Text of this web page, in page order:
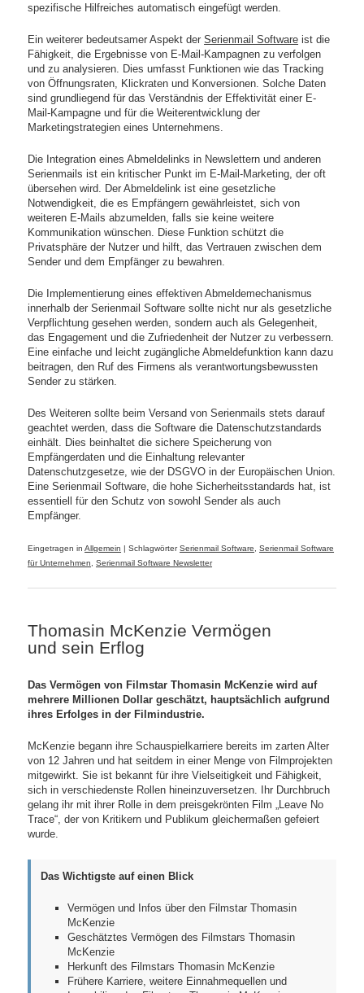
spezifische Hilfreiches automatisch eingefügt werden.
Ein weiterer bedeutsamer Aspekt derSerienmail Software ist die
Fähigkeit, die Ergebnisse von E-Mail-Kampagnen zu verfolgen
und zu analysieren. Dies umfasst Funktionen wie das Tracking
von Öffnungsraten, Klickraten und Konversionen. Solche Daten
sind grundliegend für das Verständnis der Effektivität einer E-
Mail-Kampagne und für die Weiterentwicklung der
Marketingstrategien eines Unternehmens.
Die Integration eines Abmeldelinks in Newslettern und anderen
Serienmails ist ein kritischer Punkt im E-Mail-Marketing, der oft
übersehen wird. Der Abmeldelink ist eine gesetzliche
Notwendigkeit, die es Empfängern gewährleistet, sich von
weiteren E-Mails abzumelden, falls sie keine weitere
Kommunikation wünschen. Diese Funktion schützt die
Privatsphäre der Nutzer und hilft, das Vertrauen zwischen dem
Sender und dem Empfänger zu bewahren.
Die Implementierung eines effektiven Abmeldemechanismus
innerhalb der Serienmail Software sollte nicht nur als gesetzliche
Verpflichtung gesehen werden, sondern auch als Gelegenheit,
das Engagement und die Zufriedenheit der Nutzer zu verbessern.
Eine einfache und leicht zugängliche Abmeldefunktion kann dazu
beitragen, den Ruf des Firmens als verantwortungsbewussten
Sender zu stärken.
Des Weiteren sollte beim Versand von Serienmails stets darauf
geachtet werden, dass die Software die Datenschutzstandards
einhält. Dies beinhaltet die sichere Speicherung von
Empfängerdaten und die Einhaltung relevanter
Datenschutzgesetze, wie der DSGVO in der Europäischen Union.
Eine Serienmail Software, die hohe Sicherheitsstandards hat, ist
essentiell für den Schutz von sowohl Sender als auch
Empfänger.
Eingetragen in Allgemein |Schlagwörter Serienmail Software ,Serienmail Software
für Unternehmen ,Serienmail Software Newsletter
Thomasin McKenzie Vermögen
und sein Erflog
Das Vermögen von Filmstar Thomasin McKenzie wird auf
mehrere Millionen Dollar geschätzt, hauptsächlich aufgrund
ihres Erfolges in der Filmindustrie.
McKenzie begann ihre Schauspielkarriere bereits im zarten Alter
von 12 Jahren und hat seitdem in einer Menge von Filmprojekten
mitgewirkt. Sie ist bekannt für ihre Vielseitigkeit und Fähigkeit,
sich in verschiedenste Rollen hineinzuversetzen. Ihr Durchbruch
gelang ihr mit ihrer Rolle in dem preisgekrönten Film „Leave No
Trace“, der von Kritikern und Publikum gleichermaßen gefeiert
wurde.
Das Wichtigste auf einen Blick
Vermögen und Infos über den Filmstar Thomasin
McKenzie
Geschätztes Vermögen des Filmstars Thomasin
McKenzie
Herkunft des Filmstars Thomasin McKenzie
Frühere Karriere, weitere Einnahmequellen und